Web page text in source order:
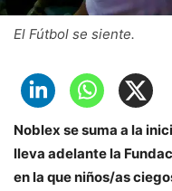
El Fútbol se siente.
Noblex se suma a la
lleva adelante la
en la que niños/as